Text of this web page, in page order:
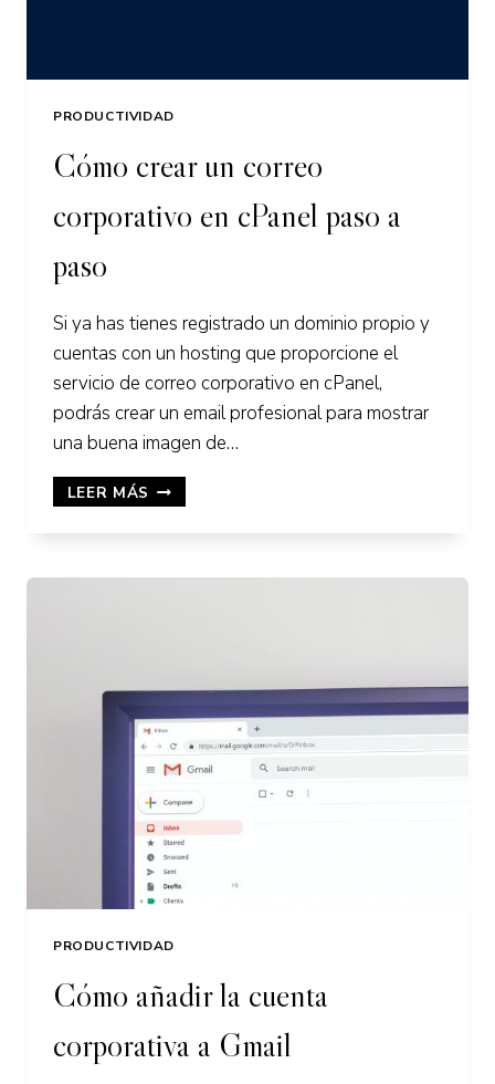
PRODUCTIVIDAD
Cómo crear un correo
corporativo en cPanel paso a
paso
Si ya has tienes registrado un dominio propio y
cuentas con un hosting que proporcione el
servicio de correo corporativo en cPanel,
podrás crear un email profesional para mostrar
una buena imagen de…
LEER MÁS CÓMO
CREAR
CORPORATIVO
PASO
PRODUCTIVIDAD
Cómo añadir la cuenta
corporativa a Gmail